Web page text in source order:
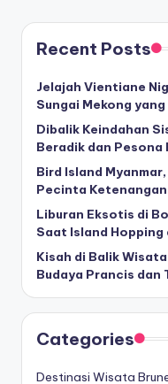
Recent Posts
Jelajah Vientiane
Sungai Mekong
Dibalik Keindahan
Beradik dan Pesona
Bird Island
Pecinta Ketenangan
Liburan Eksotis di
Saat Island Hopping
Kisah di Balik
Budaya Prancis dan
Categories
Destinasi Wisata